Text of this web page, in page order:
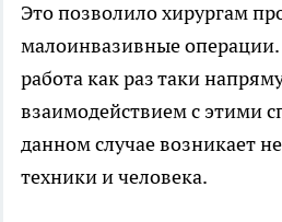
Это позволило хирургам
малоинвазивные
работа как раз таки
взаимодействием с этими
данном случае возникает
техники и человека.